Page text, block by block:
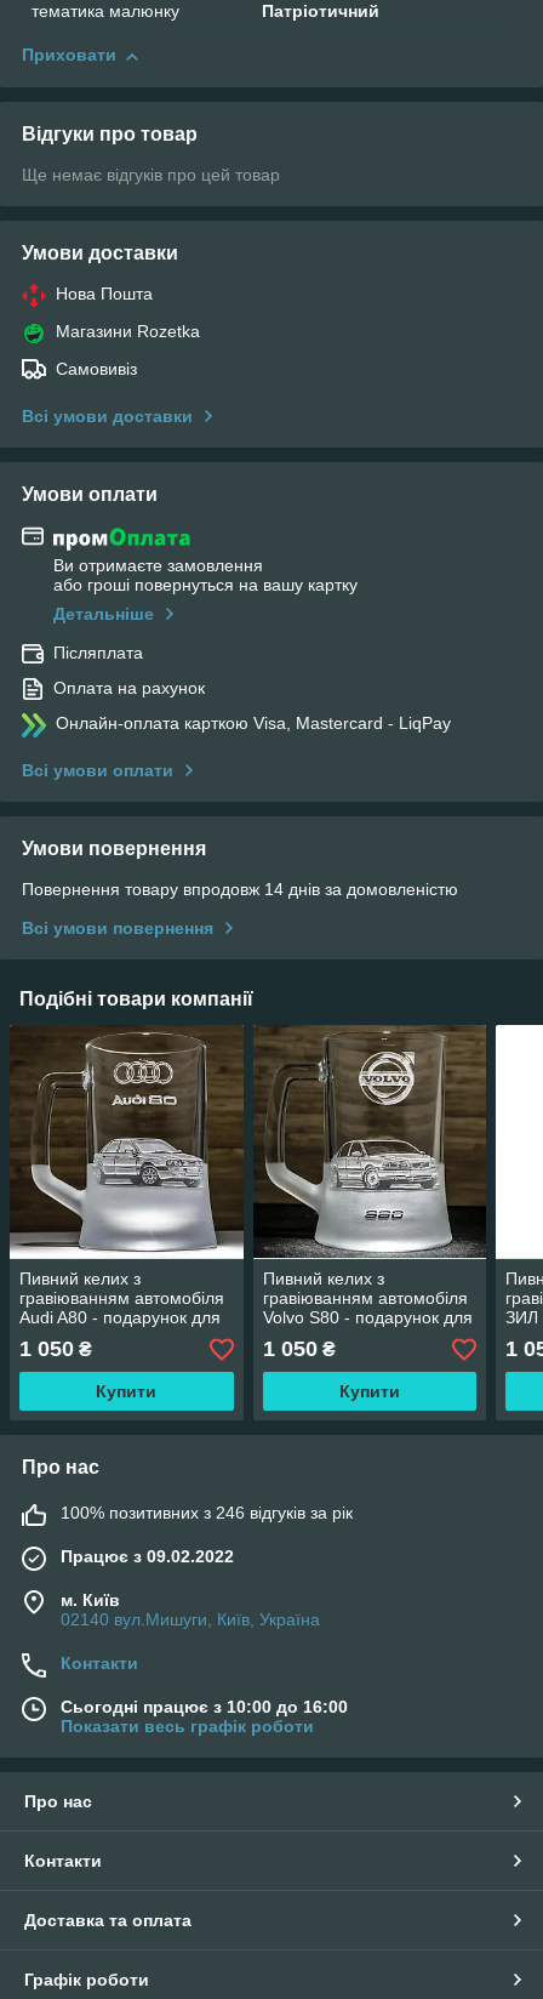
тематика малюнку
Патріотичний
Приховати
Відгуки про товар
Ще немає відгуків про цей товар
Умови доставки
Нова Пошта
Магазини Rozetka
Самовивіз
Всі умови доставки
Умови оплати
Ви отримаєте замовлення
або гроші повернуться на вашу картку
Детальніше
Післяплата
Оплата на рахунок
Онлайн-оплата карткою Visa, Mastercard - LiqPay
Всі умови оплати
Умови повернення
Повернення товару впродовж 14 днів за домовленістю
Всі умови повернення
Подібні товари компанії
Пивний келих з
гравіюванням автомобіля
Audi A80 - подарунок для
автомобіліста
1 050 ₴
Купити
Пивний келих з
гравіюванням автомобіля
Volvo S80 - подарунок для
автомобіліста
1 050₴
Купити
ЗИЛ
для
1
Про нас
100% позитивних з 246 відгуків за рік
Працює з 09.02.2022
м. Київ
02140 вул.Мишуги, Київ, Україна
Контакти
Сьогодні працює з 10:00 до 16:00
Показати весь графік роботи
Про нас
Контакти
Доставка та оплата
Графік роботи